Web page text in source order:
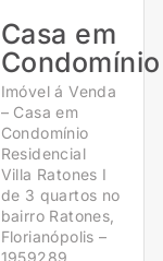
Casa em
Condomínio
Imóvel á Venda
– Casa em
Condomínio
Residencial
Villa Ratones I
de 3 quartos no
bairro Ratones,
Florianópolis –